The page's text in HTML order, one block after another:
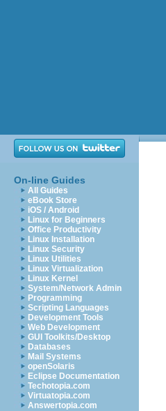
On-line Guides
All Guides
eBook Store
iOS / Android
Linux for Beginners
Office Productivity
Linux Installation
Linux Security
Linux Utilities
Linux Virtualization
Linux Kernel
System/Network Admin
Programming
Scripting Languages
Development Tools
Web Development
GUI Toolkits/Desktop
Databases
Mail Systems
openSolaris
Eclipse Documentation
Techotopia.com
Virtuatopia.com
Answertopia.com